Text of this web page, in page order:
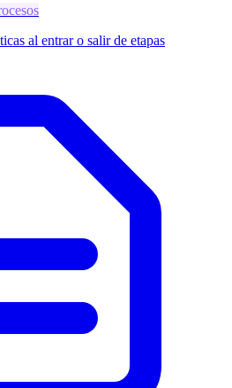
al entrar o salir de etapas